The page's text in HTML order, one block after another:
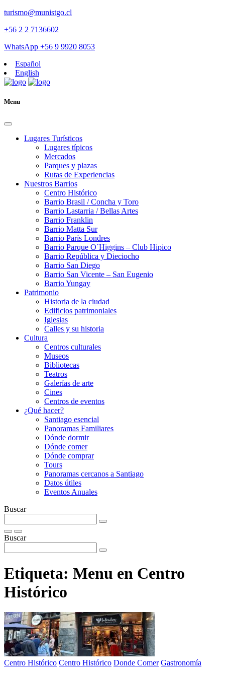
turismo@munistgo.cl
+56 2 2 7136602
WhatsApp +56 9 9920 8053
Español
English
Menu
Lugares Turísticos
Lugares tí­picos
Mercados
Parques y plazas
Rutas de Experiencias
Nuestros Barrios
Centro Histórico
Barrio Brasil / Concha y Toro
Barrio Lastarria / Bellas Artes
Barrio Franklin
Barrio Matta Sur
Barrio Parí­s Londres
Barrio Parque O´Higgins – Club Hipico
Barrio República y Dieciocho
Barrio San Diego
Barrio San Vicente – San Eugenio
Barrio Yungay
Patrimonio
Historia de la ciudad
Edificios patrimoniales
Iglesias
Calles y su historia
Cultura
Centros culturales
Museos
Bibliotecas
Teatros
Galerí­as de arte
Cines
Centros de eventos
¿Qué hacer?
Santiago esencial
Panoramas Familiares
Dónde dormir
Dónde comer
Dónde comprar
Tours
Panoramas cercanos a Santiago
Datos útiles
Eventos Anuales
Buscar
Buscar
Etiqueta: Menu en Centro
Histórico
Centro Histórico Centro Histórico Donde Comer Gastronomía